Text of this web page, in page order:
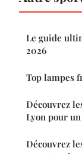
Le guide
2026
Top lampes
Découvrez
Lyon pour
Découvrez